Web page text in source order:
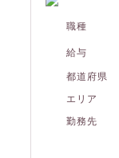
職種
給与
都道府県
エリア
勤務先